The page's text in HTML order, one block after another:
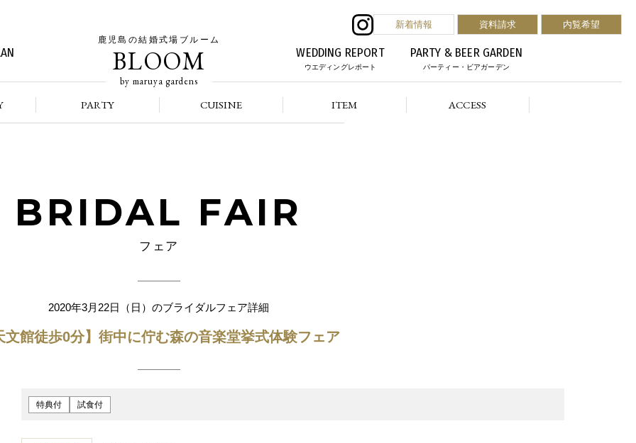
新着情報 資料請求 内覧希望
鹿児島の結婚式場ブルーム
BLOOM WEDDING REPORT
ウエディングレポート
PARTY & BEER GARDEN
パーティー・ビアガーデン
by maruya gardens
PARTY CUISINE ITEM ACCESS
BRIDAL FAIR
フェア
2020年3月22日（日）のブライダルフェア詳細
文館徒歩0分】街中に佇む森の音楽堂挙式体験フェア
特典付 試食付